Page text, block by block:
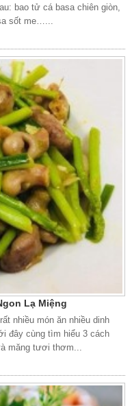
bao tử cá basa chiên giòn,
sốt me…...
Lạ Miệng
nhiều món ăn nhiều dinh
đây cùng tìm hiểu 3 cách
măng tươi thơm...